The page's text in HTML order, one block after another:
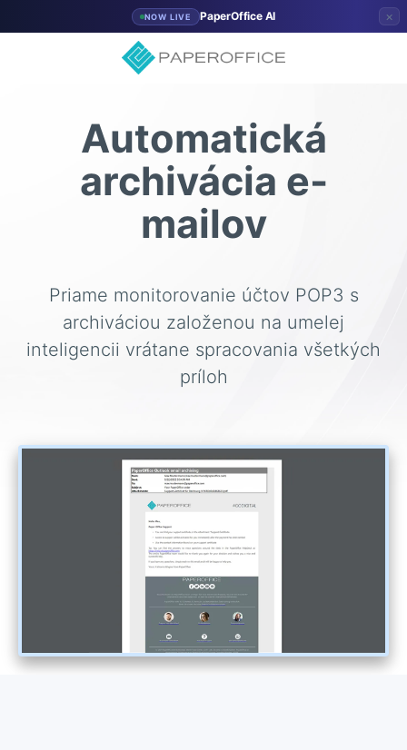
NOW LIVE PaperOffice AI ×
Automatická
archivácia e-
mailov
Priame monitorovanie účtov POP3 s
archiváciou založenou na umelej
inteligencii vrátane spracovania všetkých
príloh